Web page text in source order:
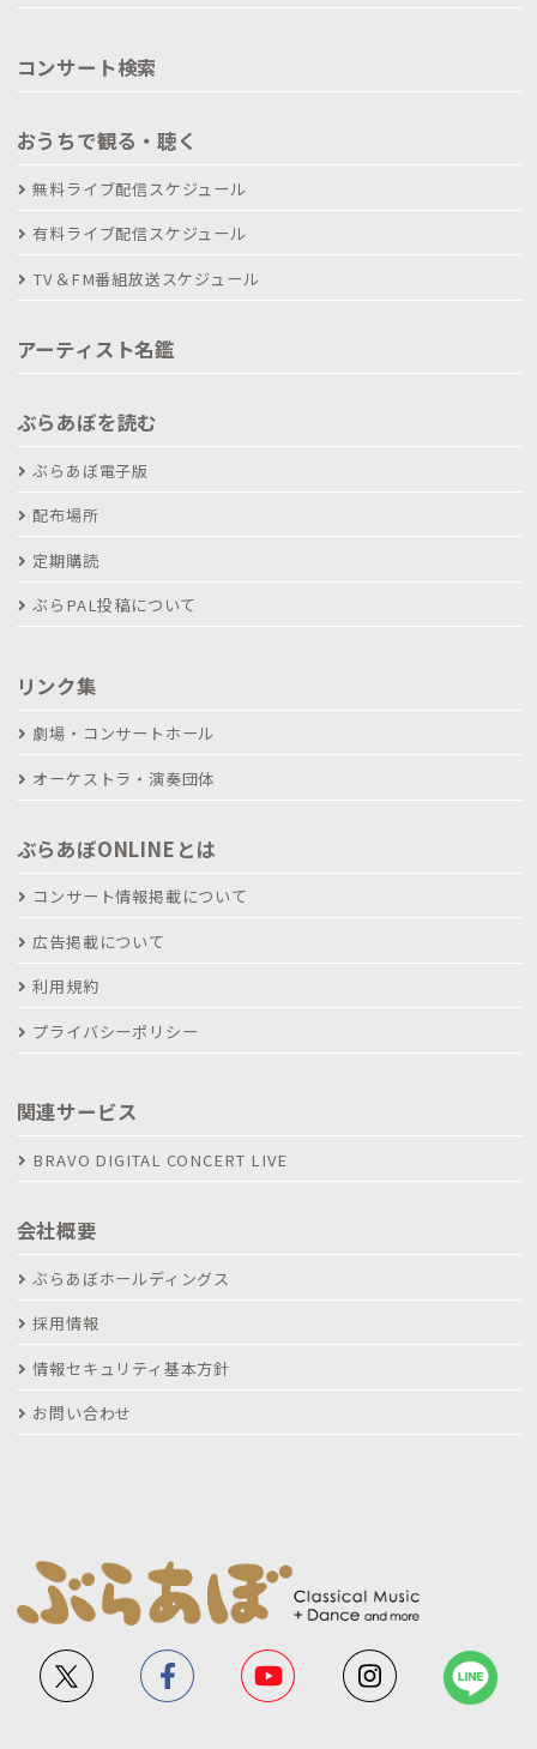
コンサート検索
おうちで観る・聴く
無料ライブ配信スケジュール
有料ライブ配信スケジュール
TV＆FM番組放送スケジュール
アーティスト名鑑
ぶらあぼを読む
ぶらあぼ電子版
配布場所
定期購読
ぶらPAL投稿について
リンク集
劇場・コンサートホール
オーケストラ・演奏団体
ぶらあぼONLINEとは
コンサート情報掲載について
広告掲載について
利用規約
プライバシーポリシー
関連サービス
BRAVO DIGITAL CONCERT LIVE
会社概要
ぶらあぼホールディングス
採用情報
情報セキュリティ基本方針
お問い合わせ